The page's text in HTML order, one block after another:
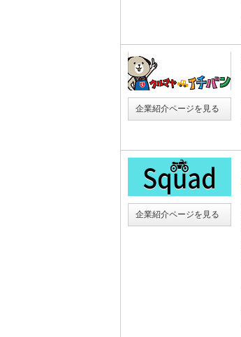
企業紹介ページを見る
企業紹介ページを見る